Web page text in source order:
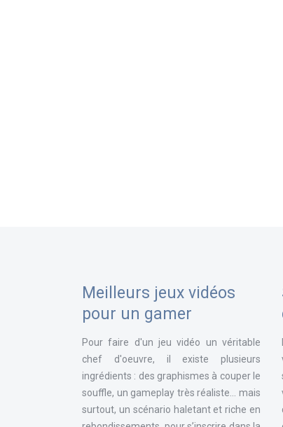
Meilleurs jeux vidéos
pour un gamer
Pour faire d'un jeu vidéo un véritable
chef d'oeuvre, il existe plusieurs
ingrédients : des graphismes à couper le
souffle, un gameplay très réaliste... mais
surtout, un scénario haletant et riche en